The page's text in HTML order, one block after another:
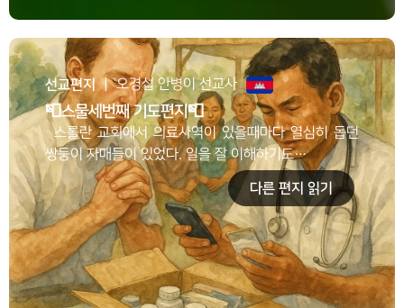
선교편지ㅣ오경섭 안병이 선교사
📮스물세번째 기도편지📮
스롤란 교회에서 의료사역이 있을때마다 열심히 돕던
쌍둥이 자매들이 있었다. 일을 잘 이해하기도…
다른 편지 읽기